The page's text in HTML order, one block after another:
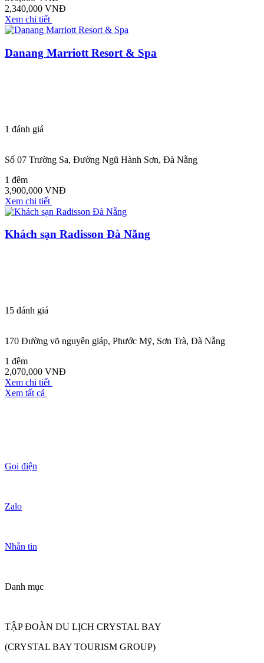
2,340,000 VNĐ
Xem chi tiết
Danang Marriott Resort & Spa
1 đánh giá
Số 07 Trường Sa, Đường Ngũ Hành Sơn, Đà Nẵng
1 đêm
3,900,000 VNĐ
Xem chi tiết
Khách sạn Radisson Đà Nẵng
15 đánh giá
170 Đường võ nguyên giáp, Phước Mỹ, Sơn Trà, Đà Nẵng
1 đêm
2,070,000 VNĐ
Xem chi tiết
Xem tất cả
Gọi điện
Zalo
Nhắn tin
Danh mục
TẬP ĐOÀN DU LỊCH CRYSTAL BAY
(CRYSTAL BAY TOURISM GROUP)